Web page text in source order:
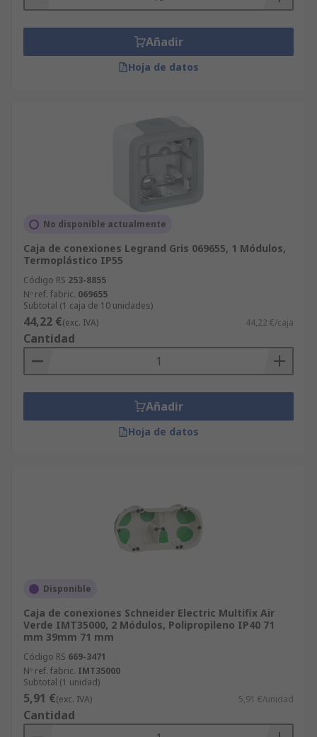
Añadir
Hoja de datos
No disponible actualmente
Caja de conexiones Legrand Gris 069655, 1 Módulos,
Termoplástico IP55
Código RS 253-8855
Nº ref. fabric. 069655
Subtotal (1 caja de 10 unidades)
44,22 €(exc. IVA) 44,22 €/caja
Cantidad
Añadir
Hoja de datos
Disponible
Caja de conexiones Schneider Electric Multifix Air
Verde IMT35000, 2 Módulos, Polipropileno IP40 71
mm 39mm 71 mm
Código RS 669-3471
Nº ref. fabric. IMT35000
Subtotal (1 unidad)
5,91 €(exc. IVA) 5,91 €/unidad
Cantidad